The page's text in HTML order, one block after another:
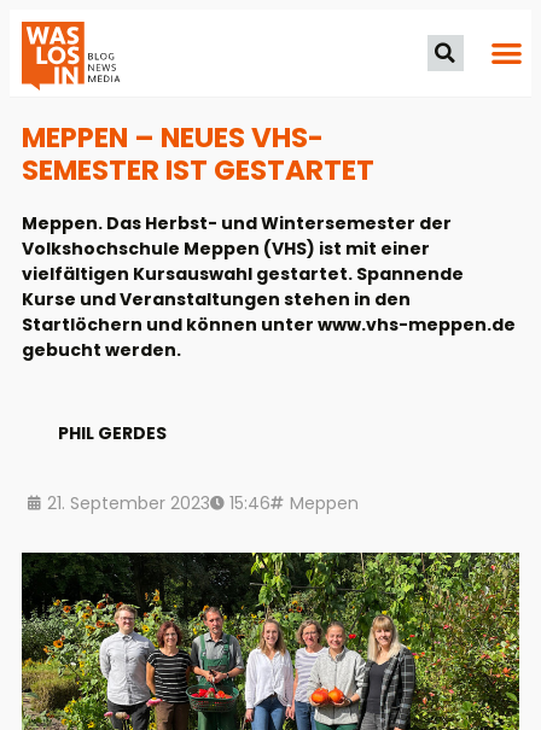
MEPPEN – NEUES VHS-
SEMESTER IST GESTARTET
Meppen. Das Herbst- und Wintersemester der
Volkshochschule Meppen (VHS) ist mit einer
vielfältigen Kursauswahl gestartet. Spannende
Kurse und Veranstaltungen stehen in den
Startlöchern und können unter www.vhs-meppen.de
gebucht werden.
PHIL GERDES
21. September 2023 15:46 Meppen